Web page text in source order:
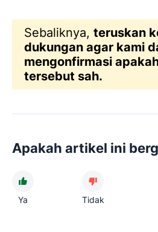
Sebaliknya, teruskan
dukungan agar kami
mengonfirmasi
tersebut sah.
Apakah artikel ini
Ya Tidak